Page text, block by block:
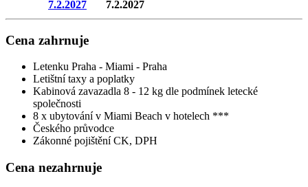
7.2.2027 7.2.2027
Cena zahrnuje
Letenku Praha - Miami - Praha
Letištní taxy a poplatky
Kabinová zavazadla 8 - 12 kg dle podmínek letecké
společnosti
8 x ubytování v Miami Beach v hotelech ***
Českého průvodce
Zákonné pojištění CK, DPH
Cena nezahrnuje